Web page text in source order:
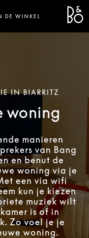
DE WINKEL
IN BIARRITZ
woning
manieren
van Bang
en benut de
woning via je
een via wifi
kun je kiezen
muziek wilt
is of in
Zo voel je je
woning.